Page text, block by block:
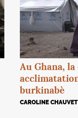
Au Ghana,
burkinabè
CAROLINE